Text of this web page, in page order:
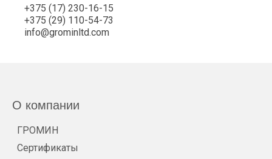
+375 (17) 230-16-15
+375 (29) 110-54-73
info@grominltd.com
О компании
ГРОМИН
Сертификаты